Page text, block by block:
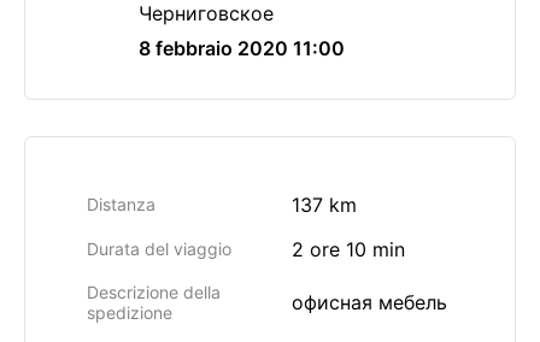
Черниговское
8 febbraio 2020 11:00
Distanza 137 km
Durata del viaggio 2 ore 10 min
Descrizione della
spedizione
офисная мебель